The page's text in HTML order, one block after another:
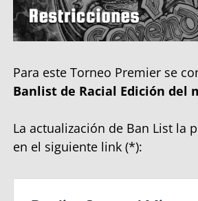
Para este Torneo Premier se
Banlist de Racial Edición del
La actualización de Ban List la
en el siguiente link (*):